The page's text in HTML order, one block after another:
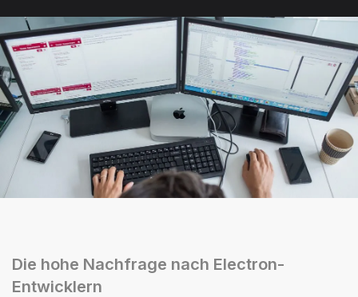
Die hohe Nachfrage nach Electron-
Entwicklern